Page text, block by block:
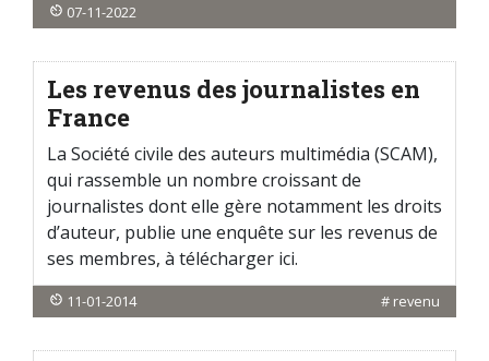
07-11-2022
Les revenus des journalistes en
France
La Société civile des auteurs multimédia (SCAM),
qui rassemble un nombre croissant de
journalistes dont elle gère notamment les droits
d’auteur, publie une enquête sur les revenus de
ses membres, à télécharger ici.
11-01-2014 # revenu